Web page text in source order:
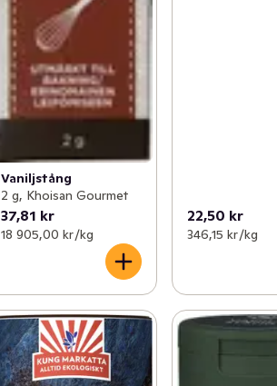
Vaniljstång
2 g, Khoisan Gourmet
37,81 kr
18 905,00 kr /kg
22,50 kr
346,15 kr /kg